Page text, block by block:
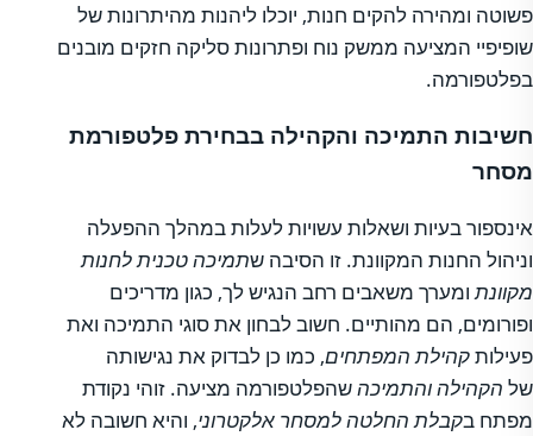
פשוטה ומהירה להקים חנות, יוכלו ליהנות מהיתרונות של
שופיפיי המציעה ממשק נוח ופתרונות סליקה חזקים מובנים
בפלטפורמה.
חשיבות התמיכה והקהילה בבחירת פלטפורמת
מסחר
אינספור בעיות ושאלות עשויות לעלות במהלך ההפעלה
וניהול החנות המקוונת. זו הסיבה שתמיכה טכנית לחנות
מקוונתומערך משאבים רחב הנגיש לך, כגון מדריכים
ופורומים, הם מהותיים. חשוב לבחון את סוגי התמיכה ואת
פעילותקהילת המפתחים, כמו כן לבדוק את נגישותה
של הקהילה והתמיכהשהפלטפורמה מציעה. זוהי נקודת
מפתח בקבלת החלטה למסחר אלקטרוני, והיא חשובה לא